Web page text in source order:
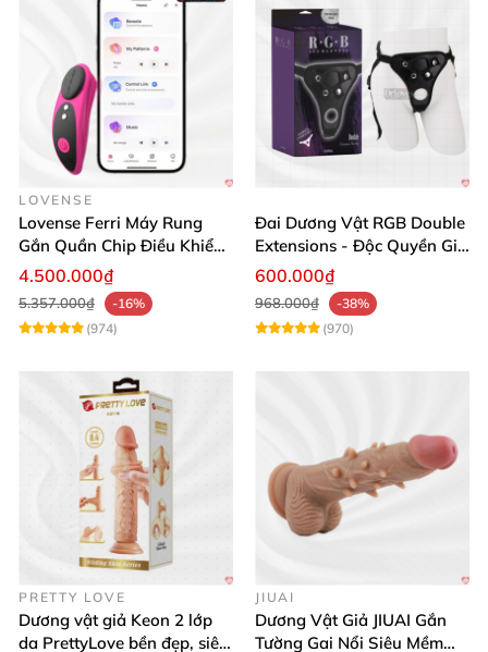
LOVENSE
Lovense Ferri Máy Rung
Gắn Quần Chip Điều Khiển
App Tăng Hưng Phấn
4.500.000₫
5.357.000₫
-16%
(974)
Đai Dương Vật RGB Double
Extensions - Độc Quyền Giá
Sốc
600.000₫
968.000₫
-38%
(970)
PRETTY LOVE
Dương vật giả Keon 2 lớp
da PrettyLove bền đẹp, siêu
JIUAI
Dương Vật Giả JIUAI Gắn
Tường Gai Nổi Siêu Mềm